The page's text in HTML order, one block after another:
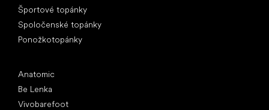
Športové topánky
Spoločenské topánky
Ponožkotopánky
Anatomic
Be Lenka
Vivobarefoot